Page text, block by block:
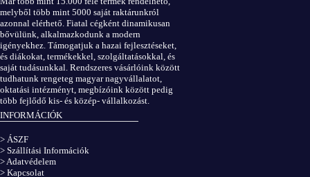
melyből több mint 5000 saját raktárunkról
azonnal elérhető. Fiatal cégként dinamikusan
bővülünk, alkalmazkodunk a modern
igényekhez. Támogatjuk a hazai fejlesztéseket,
és diákokat, termékekkel, szolgáltatásokkal, és
saját tudásunkkal. Rendszeres vásárlóink között
tudhatunk rengeteg magyar nagyvállalatot,
oktatási intézményt, megbízóink között pedig
több fejlődő kis- és közép- vállalkozást.
INFORMÁCIÓK
> ÁSZF
> Szállítási Információk
> Adatvédelem
> Kapcsolat